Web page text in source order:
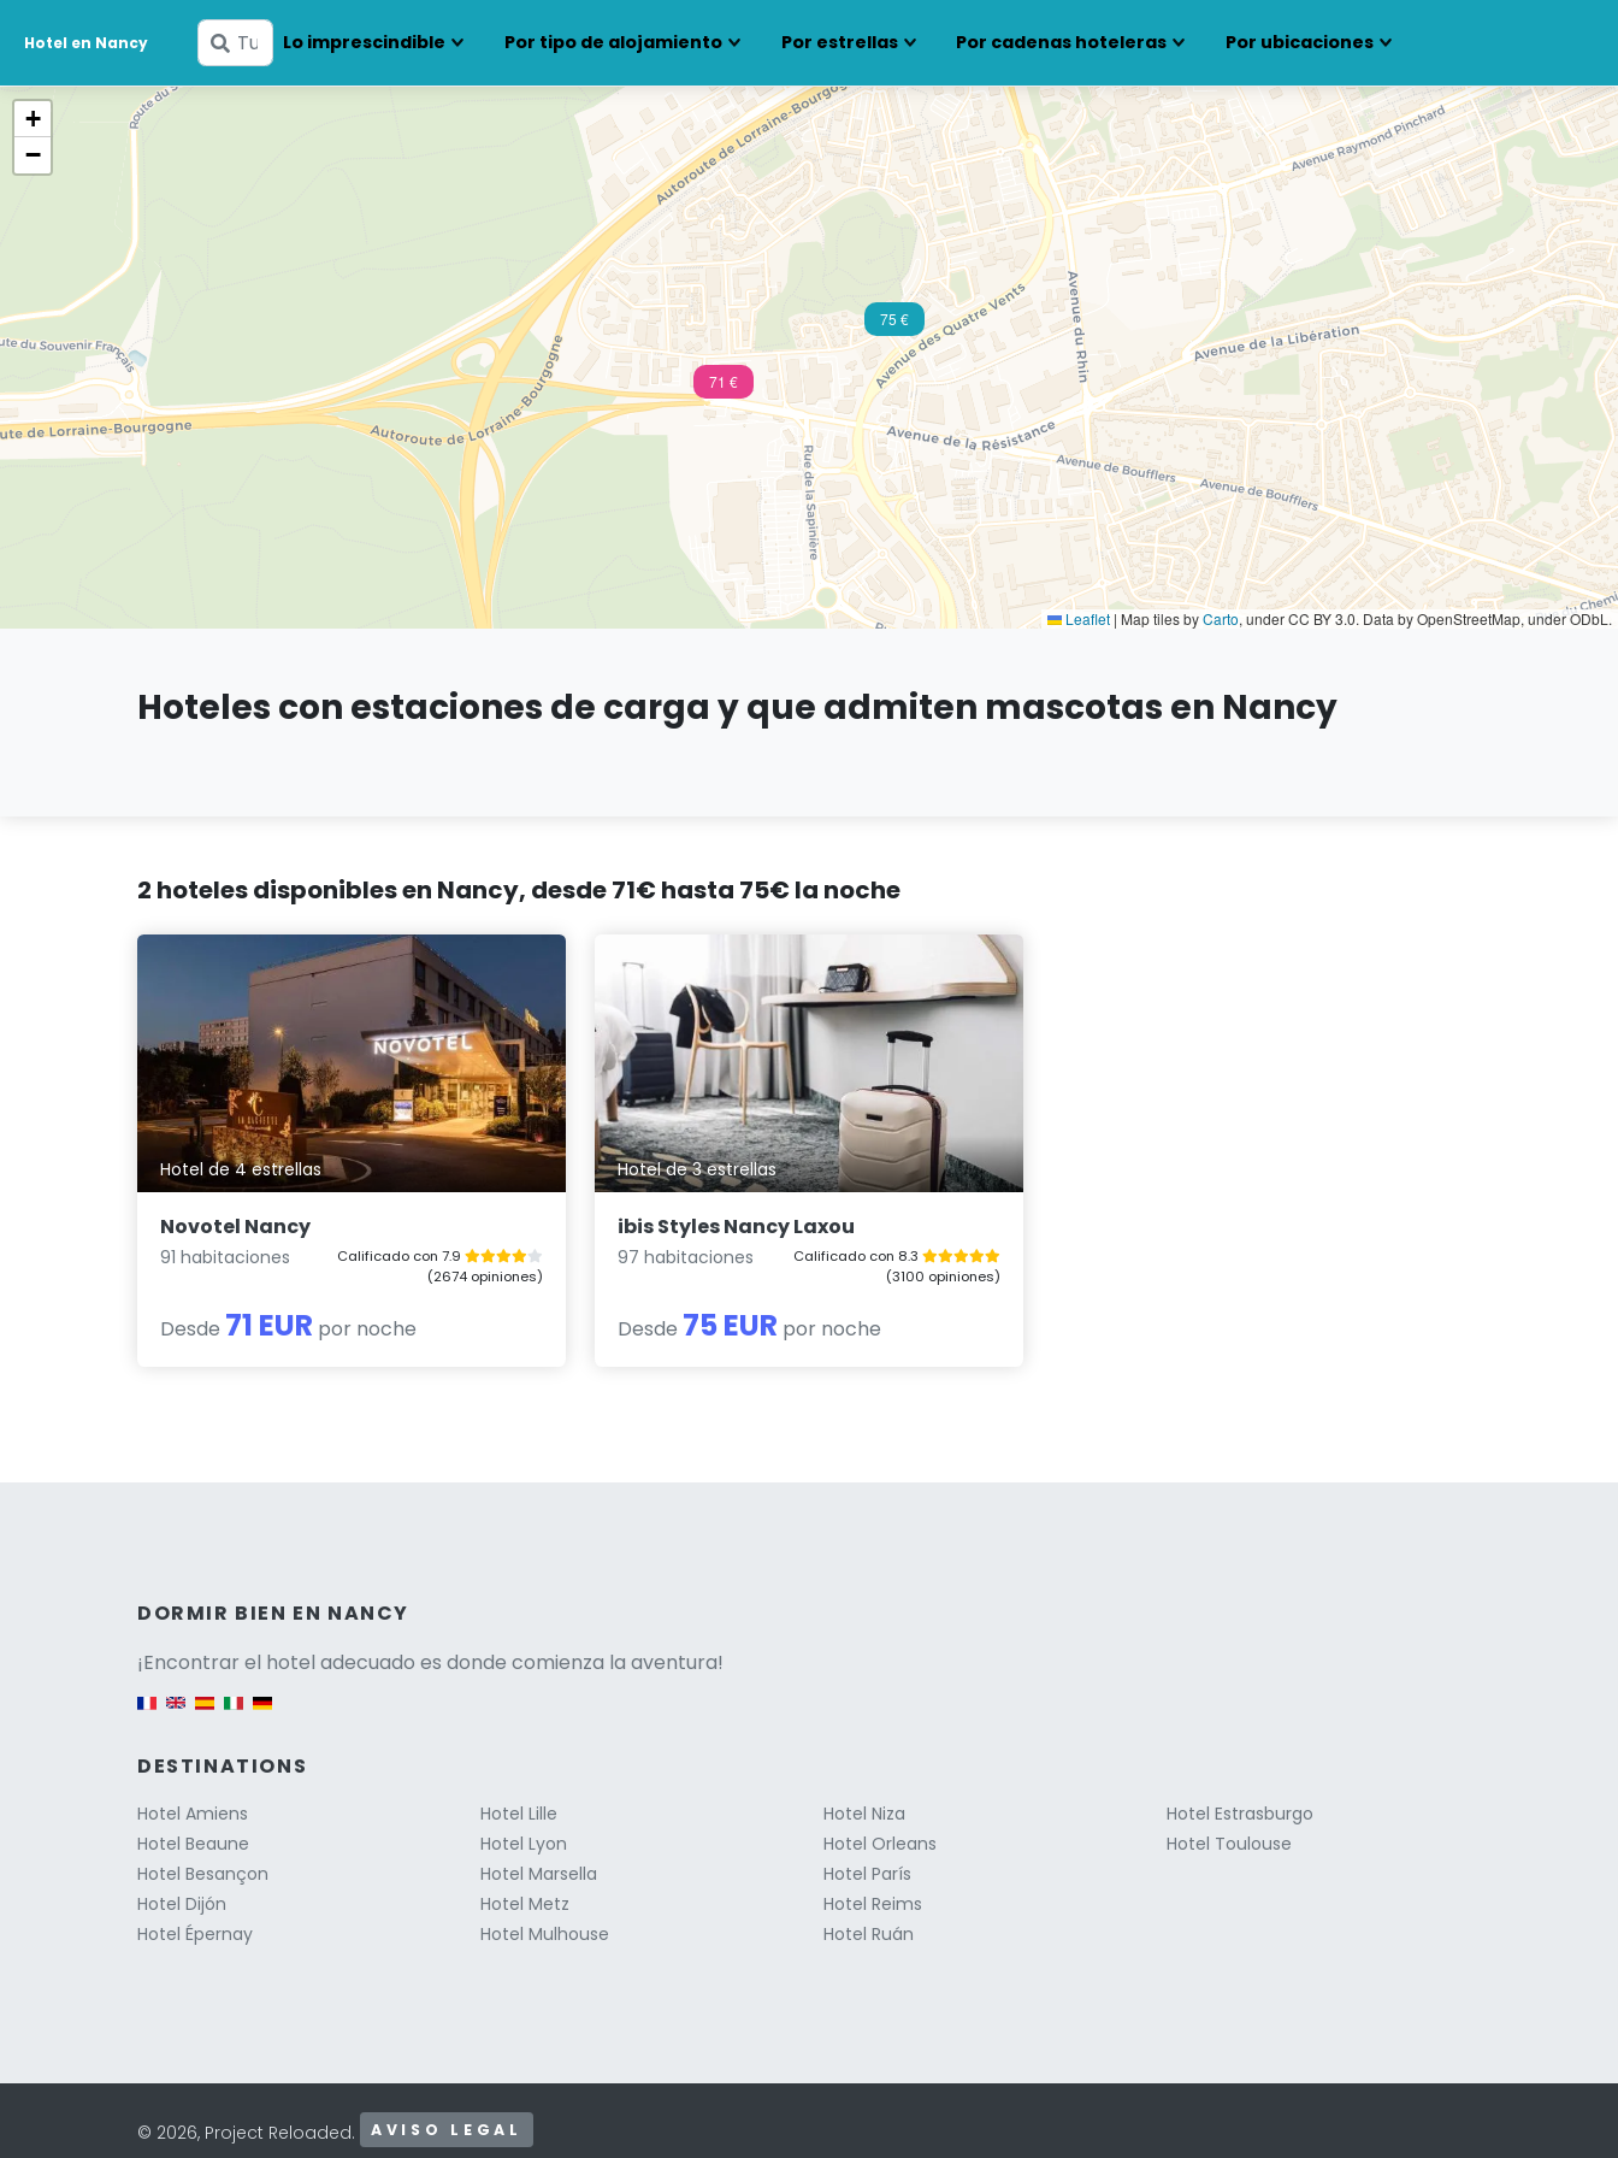
Hotel en Nancy
Ingresa
tus
Lo imprescindible Por tipo de alojamiento Por estrellas Por cadenas hoteleras Por ubicaciones
71 €
75 €
+
−
Leaflet | Map tiles byCarto, under CC BY 3.0. Data by OpenStreetMap, under ODbL.
Hoteles con estaciones de carga y que admiten mascotas en Nancy
2 hoteles disponibles en Nancy, desde 71€ hasta 75€ la noche
Hotel de 4 estrellas
Novotel Nancy
91 habitaciones
Calificado con 7.9
(2674 opiniones)
Desde 71 EUR por noche
Hotel de 3 estrellas
ibis Styles Nancy Laxou
97 habitaciones
Calificado con 8.3
(3100 opiniones)
Desde 75 EUR por noche
DORMIR BIEN EN NANCY
¡Encontrar el hotel adecuado es donde comienza la aventura!
Versione italiana
DESTINATIONS
Hotel Amiens
Hotel Beaune
Hotel Besançon
Hotel Dijón
Hotel Épernay
Hotel Lille
Hotel Lyon
Hotel Marsella
Hotel Metz
Hotel Mulhouse
Hotel Niza
Hotel Orleans
Hotel París
Hotel Reims
Hotel Ruán
Hotel Estrasburgo
Hotel Toulouse
© 2026, Project Reloaded. AVISO LEGAL